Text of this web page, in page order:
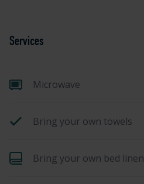
Services
Microwave
Bring your own towels
Bring your own bed linen